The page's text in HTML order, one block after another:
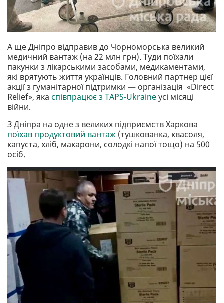
А ще Дніпро відправив до Чорноморська великий
медичний вантаж (на 22 млн грн). Туди поїхали
пакунки з лікарськими засобами, медикаментами,
які врятують життя українців. Головний партнер цієї
акції з гуманітарної підтримки — організація «Direct
Relief», яка співпрацює з TAPS-Ukraineусі місяці
війни.
З Дніпра на одне з великих підприємств Харкова
поїхав продуктовий вантаж (тушкованка, квасоля,
капуста, хліб, макарони, солодкі напої тощо) на 500
осіб.